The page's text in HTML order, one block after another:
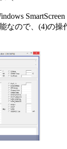
なので、(4)の操